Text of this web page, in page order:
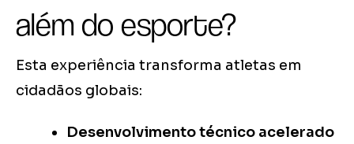
além do esporte?
Esta experiência transforma atletas em
cidadãos globais:
Desenvolvimento técnico acelerado